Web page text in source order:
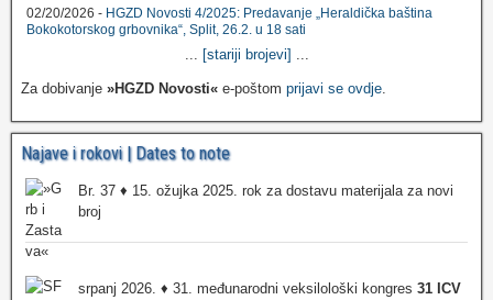
02/20/2026 - HGZD Novosti 4/2025: Predavanje „Heraldička baština
Bokokotorskog grbovnika“, Split, 26.2. u 18 sati
[stariji brojevi]
Za dobivanje »HGZD Novosti« e-poštom prijavi se ovdje
Najave i rokovi | Dates to note
Br. 37 ♦ 15. ožujka 2025. rok za dostavu materijala za novi
broj
srpanj 2026. ♦ 31. međunarodni veksilološki kongres 31 ICV